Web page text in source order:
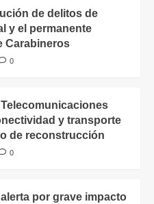
de delitos de
y el permanente
Carabineros
0
y transporte
de reconstrucción
0
por grave impacto